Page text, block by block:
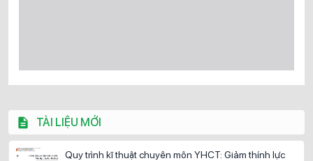
TÀI LIỆU MỚI
Quy trình kĩ thuật chuyên môn YHCT: Giảm thính lực